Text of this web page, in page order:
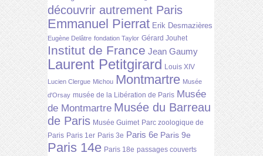
découvrir autrement Paris
Emmanuel Pierrat Erik Desmazières
Eugène Delâtre fondation Taylor Gérard Jouhet
Institut de France Jean Gaumy
Laurent Petitgirard Louis XIV
Lucien Clergue Michou Montmartre Musée
d'Orsay musée de la Libération de Paris Musée
de Montmartre Musée du Barreau
de Paris Musée Guimet Parc zoologique de
Paris Paris 1er Paris 3e Paris 6e Paris 9e
Paris 14e Paris 18e passages couverts